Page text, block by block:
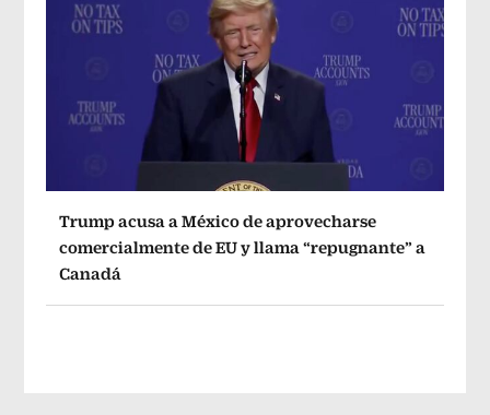
Trump acusa a México de aprovecharse
comercialmente de EU y llama “repugnante” a
Canadá